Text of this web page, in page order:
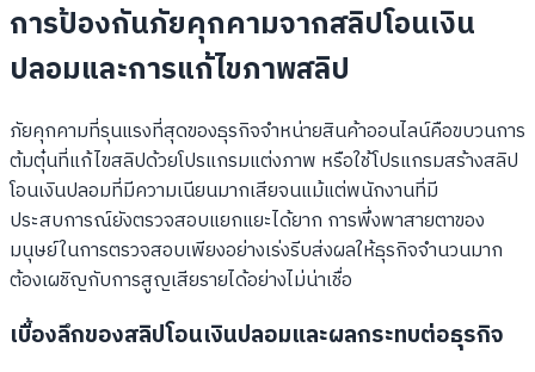
การป้องกันภัยคุกคามจากสลิปโอนเงิน
ปลอมและการแก้ไขภาพสลิป
ภัยคุกคามที่รุนแรงที่สุดของธุรกิจจำหน่ายสินค้าออนไลน์คือขบวนการ
ต้มตุ๋นที่แก้ไขสลิปด้วยโปรแกรมแต่งภาพ หรือใช้โปรแกรมสร้างสลิป
โอนเงินปลอมที่มีความเนียนมากเสียจนแม้แต่พนักงานที่มี
ประสบการณ์ยังตรวจสอบแยกแยะได้ยาก การพึ่งพาสายตาของ
มนุษย์ในการตรวจสอบเพียงอย่างเร่งรีบส่งผลให้ธุรกิจจำนวนมาก
ต้องเผชิญกับการสูญเสียรายได้อย่างไม่น่าเชื่อ
เบื้องลึกของสลิปโอนเงินปลอมและผลกระทบต่อธุรกิจ